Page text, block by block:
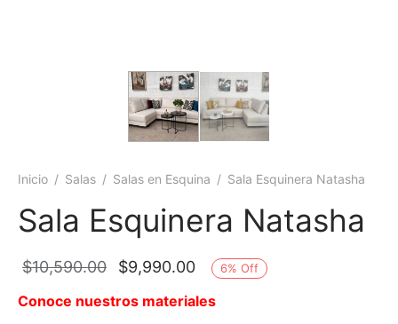
Inicio / Salas / Salas en Esquina / Sala Esquinera Natasha
Sala Esquinera Natasha
$10,590.00
El precio
original era:
$9,990.00 El precio
actual es:
6% Off
Conoce nuestros materiales
de Centro